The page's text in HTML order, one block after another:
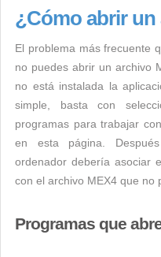
¿Cómo abrir un
El problema más frecuente
no puedes abrir un archivo
no está instalada la
simple, basta con
programas para trabajar
en esta página.
ordenador debería asociar
con el archivo MEX4 que no
Programas que